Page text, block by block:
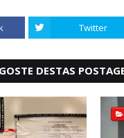
Twitter
DESTAS